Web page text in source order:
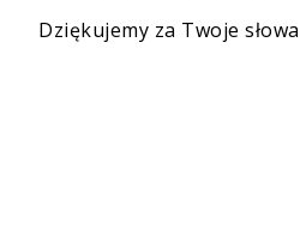
Dziękujemy za Twoje słowa